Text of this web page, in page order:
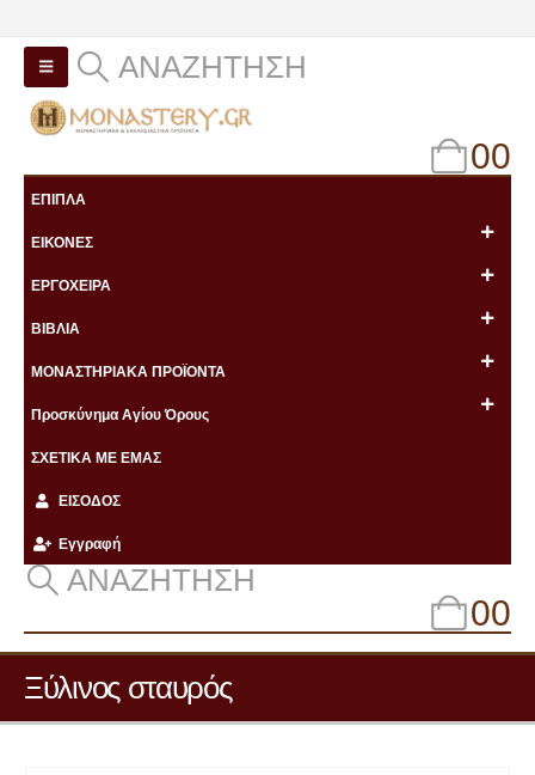
ΑΝΑΖΉΤΗΣΗ
00
ΕΠΙΠΛΑ
ΕΙΚΟΝΕΣ
ΕΡΓΟΧΕΙΡΑ
ΒΙΒΛΙΑ
ΜΟΝΑΣΤΗΡΙΑΚΑ ΠΡΟΪΟΝΤΑ
Προσκύνημα Αγίου Όρους
ΣΧΕΤΙΚΑ ΜΕ ΕΜΑΣ
ΕΙΣΟΔΟΣ
Εγγραφή
ΑΝΑΖΉΤΗΣΗ
00
Ξύλινος σταυρός